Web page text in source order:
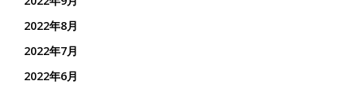
2022年8月
2022年7月
2022年6月